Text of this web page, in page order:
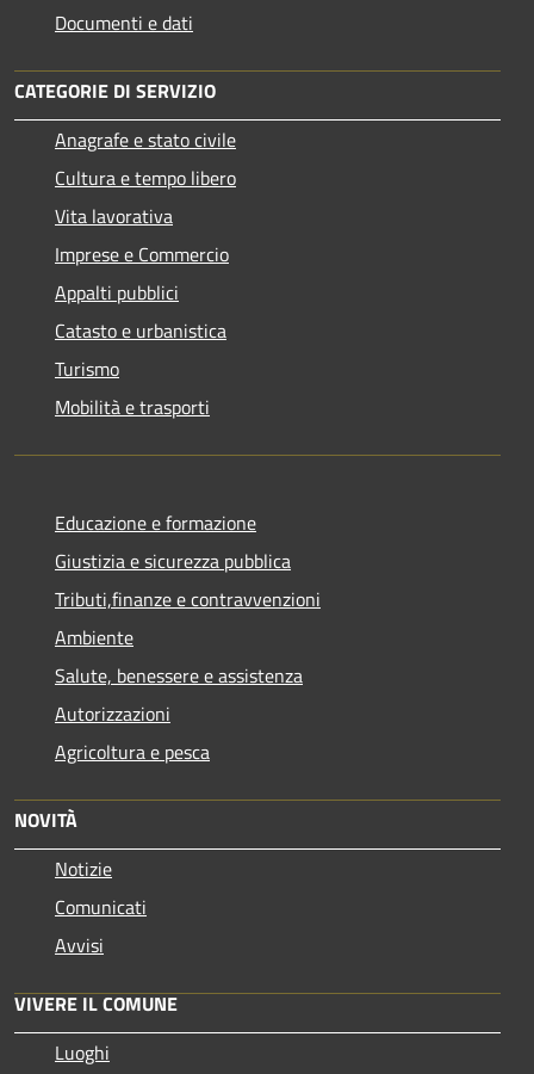
Documenti e dati
CATEGORIE DI SERVIZIO
Anagrafe e stato civile
Cultura e tempo libero
Vita lavorativa
Imprese e Commercio
Appalti pubblici
Catasto e urbanistica
Turismo
Mobilità e trasporti
Educazione e formazione
Giustizia e sicurezza pubblica
Tributi,finanze e contravvenzioni
Ambiente
Salute, benessere e assistenza
Autorizzazioni
Agricoltura e pesca
NOVITÀ
Notizie
Comunicati
Avvisi
VIVERE IL COMUNE
Luoghi